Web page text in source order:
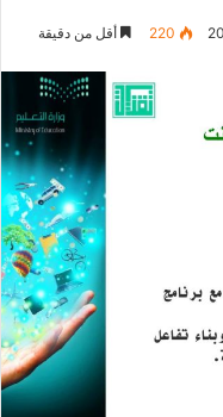
220 أقل من دقيقة